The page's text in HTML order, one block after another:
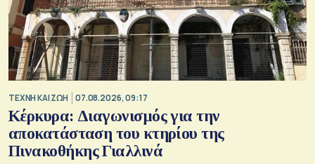
TΕΧΝΗ ΚΑΙ ΖΩΗ 07.08.2026, 09:17
Κέρκυρα: Διαγωνισμός για την
αποκατάσταση του κτηρίου της
Πινακοθήκης Γιαλλινά